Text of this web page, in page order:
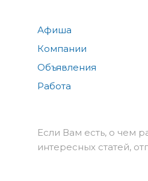
Афиша
Компании
Объявления
Работа
Если Вам есть, о чем
интересных статей,